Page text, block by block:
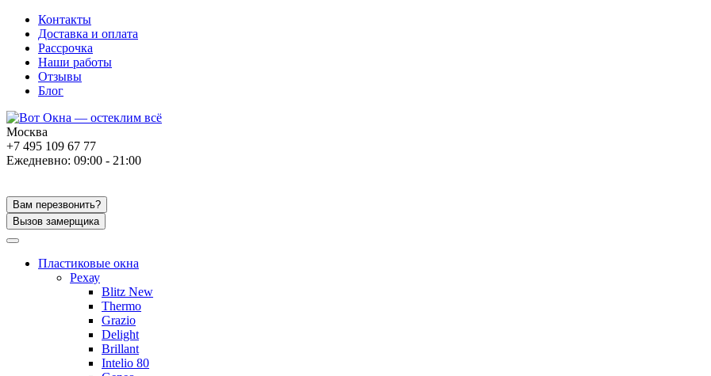
Контакты
Доставка и оплата
Рассрочка
Наши работы
Отзывы
Блог
Москва
+7 495 109 67 77
Ежедневно: 09:00 - 21:00
Вам перезвонить?
Вызов замерщика
Пластиковые окна
Рехау
Blitz New
Thermo
Grazio
Delight
Brillant
Intelio 80